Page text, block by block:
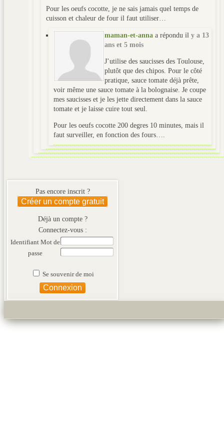
Pour les oeufs cocotte, je ne sais jamais quel temps de
cuisson et chaleur de four il faut utiliser…
maman-et-anna a répondu il y a 13
ans et 5 mois
J’utilise des saucisses des Toulouse,
plutôt que des chipos. Pour le côté
pratique, sauce tomate déjà prête,
voir même une sauce tomate à la bolognaise. Je coupe
mes saucisses et je les jette directement dans la sauce
tomate et je laisse cuire tout seul.
Pour les oeufs cocotte 200 degres 10 minutes, mais il
faut surveiller, en fonction des fours….
Pas encore inscrit ?
Créer un compte gratuit
Déjà un compte ?
Connectez-vous :
Identifiant Mot de
passe
Se souvenir de moi